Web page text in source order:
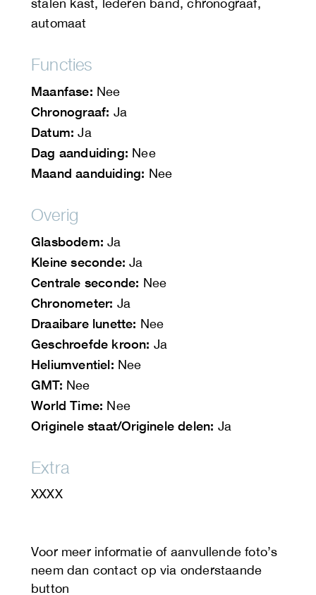
stalen kast, lederen band, chronograaf,
automaat
Functies
Maanfase: Nee
Chronograaf: Ja
Datum: Ja
Dag aanduiding: Nee
Maand aanduiding: Nee
Overig
Glasbodem: Ja
Kleine seconde: Ja
Centrale seconde: Nee
Chronometer: Ja
Draaibare lunette: Nee
Geschroefde kroon: Ja
Heliumventiel: Nee
GMT: Nee
World Time: Nee
Originele staat/Originele delen: Ja
Extra
XXXX